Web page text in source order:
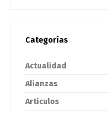
Categorías
Actualidad
Alianzas
Articulos